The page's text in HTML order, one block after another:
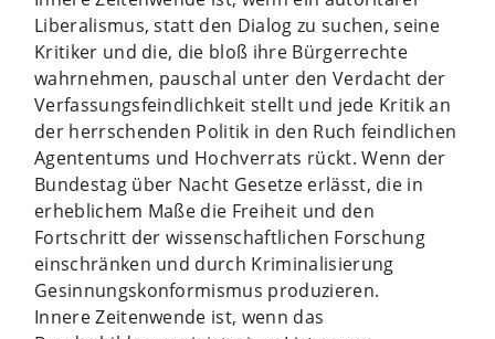
Liberalismus, statt den Dialog zu suchen, seine
Kritiker und die, die bloß ihre Bürgerrechte
wahrnehmen, pauschal unter den Verdacht der
Verfassungsfeindlichkeit stellt und jede Kritik an
der herrschenden Politik in den Ruch feindlichen
Agententums und Hochverrats rückt. Wenn der
Bundestag über Nacht Gesetze erlässt, die in
erheblichem Maße die Freiheit und den
Fortschritt der wissenschaftlichen Forschung
einschränken und durch Kriminalisierung
Gesinnungskonformismus produzieren.
Innere Zeitenwende ist, wenn das